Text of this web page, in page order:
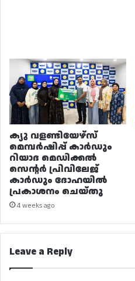
ക്യു വളണ്ടിയേഴ്‌സ്
മെമ്പർഷിപ്പ് കാർഡും
റിയാദ മെഡിക്കൽ
സെന്റർ പ്രിവിലേജ്
കാർഡും ദോഹയിൽ
പ്രകാശനം ചെയ്തു
4 weeks ago
Leave a Reply